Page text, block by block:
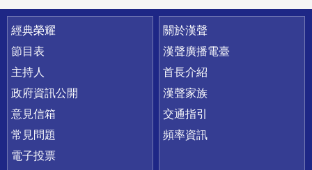
快速連結
經典榮耀
節目表
主持人
政府資訊公開
意見信箱
常見問題
電子投票
關於漢聲
漢聲廣播電臺
首長介紹
漢聲家族
交通指引
頻率資訊